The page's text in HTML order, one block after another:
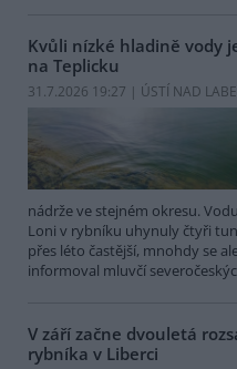
Kvůli nízké hladině vody
na Teplicku
31.7.2026 19:27 | ÚSTÍ NAD
nádrže ve stejném okresu.
Loni v rybníku uhynuly čtyři
přes léto častější, mnohdy se
informoval mluvčí
V září začne dvouletá
rybníka v Liberci